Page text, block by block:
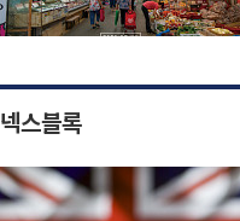
넥스블록